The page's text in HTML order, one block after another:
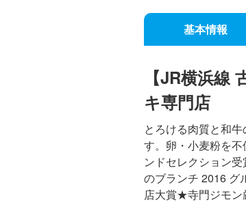
基本情報
【JR横浜
キ専門店
とろける肉質と和
す。卵・小麦粉を
ンドセレクション
のブランチ 2016
店大賞★寺門ジモン